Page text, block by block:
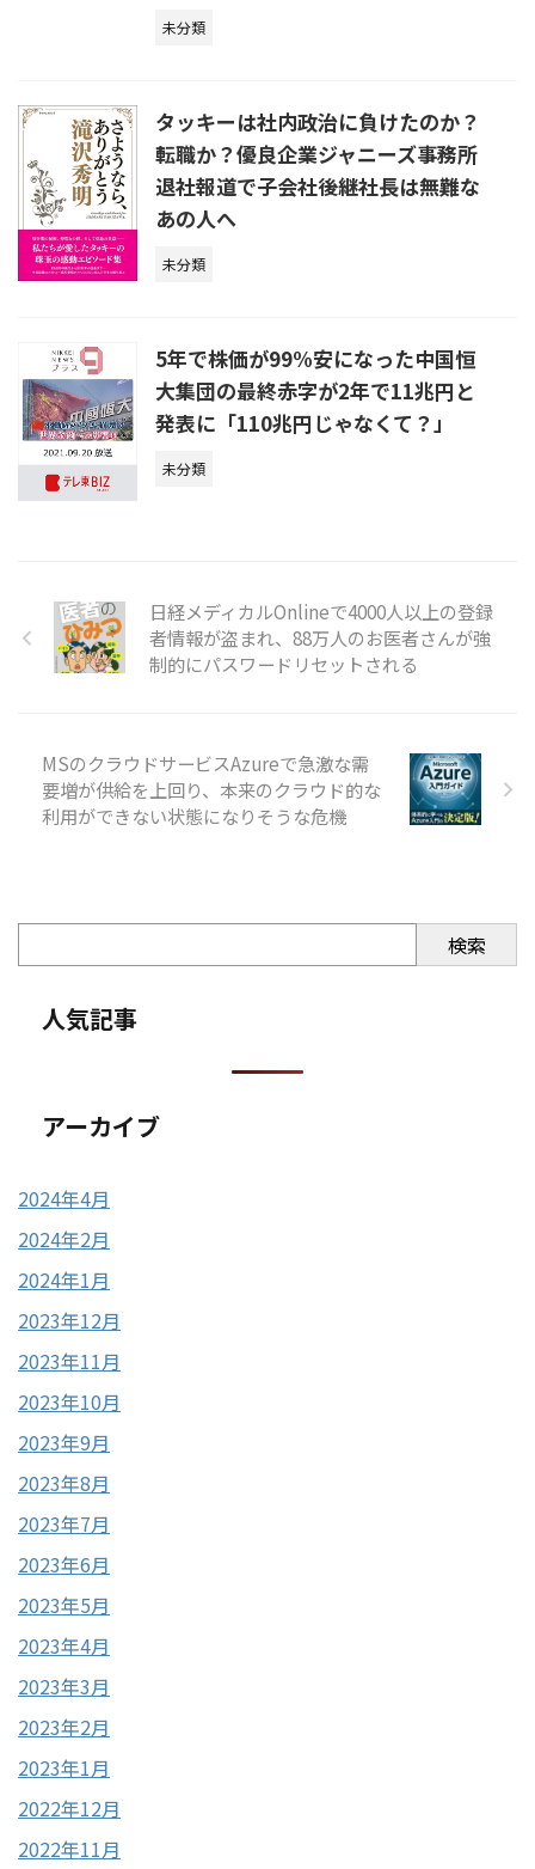
未分類
タッキーは社内政治に負けたのか？
転職か？優良企業ジャニーズ事務所
退社報道で子会社後継社長は無難な
あの人へ
未分類
5年で株価が99%安になった中国恒
大集団の最終赤字が2年で11兆円と
発表に「110兆円じゃなくて？」
未分類
日経メディカルOnlineで4000人以上の登録
者情報が盗まれ、88万人のお医者さんが強
制的にパスワードリセットされる
MSのクラウドサービスAzureで急激な需
要増が供給を上回り、本来のクラウド的な
利用ができない状態になりそうな危機
検索
人気記事
アーカイブ
2024年4月
2024年2月
2024年1月
2023年12月
2023年11月
2023年10月
2023年9月
2023年8月
2023年7月
2023年6月
2023年5月
2023年4月
2023年3月
2023年2月
2023年1月
2022年12月
2022年11月